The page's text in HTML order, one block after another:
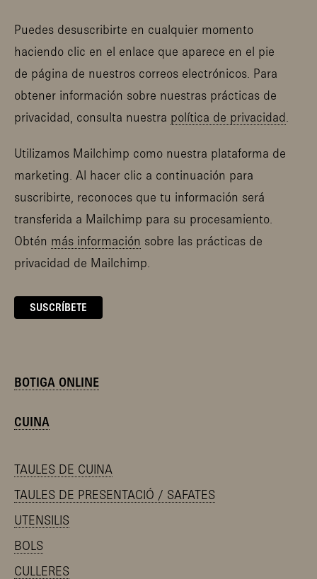
Puedes desuscribirte en cualquier momento
haciendo clic en el enlace que aparece en el pie
de página de nuestros correos electrónicos. Para
obtener información sobre nuestras prácticas de
privacidad, consulta nuestra política de privacidad
Utilizamos Mailchimp como nuestra plataforma de
marketing. Al hacer clic a continuación para
suscribirte, reconoces que tu información será
transferida a Mailchimp para su procesamiento.
Obtén más información sobre las prácticas de
privacidad de Mailchimp.
BOTIGA ONLINE
CUINA
TAULES DE CUINA
TAULES DE PRESENTACIÓ / SAFATES
UTENSILIS
BOLS
CULLERES